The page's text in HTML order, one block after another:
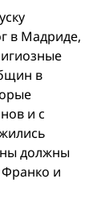
в Мадриде,
в
и с
должны
и